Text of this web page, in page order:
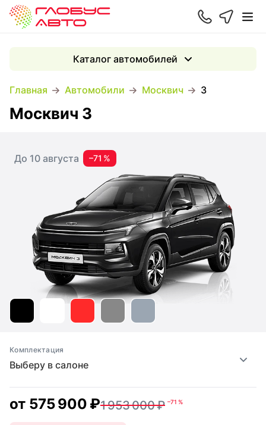
Главная Автомобили Москвич 3
Каталог автомобилей
Москвич 3
До 10 августа –71 %
Выберу в салоне
Комплектация
от 575 900 ₽1 953 000 ₽ –71 %